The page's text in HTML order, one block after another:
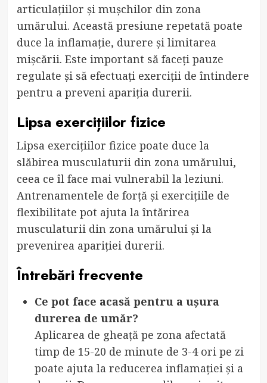
articulațiilor și mușchilor din zona
umărului. Această presiune repetată poate
duce la inflamație, durere și limitarea
mișcării. Este important să faceți pauze
regulate și să efectuați exerciții de întindere
pentru a preveni apariția durerii.
Lipsa exercițiilor fizice
Lipsa exercițiilor fizice poate duce la
slăbirea musculaturii din zona umărului,
ceea ce îl face mai vulnerabil la leziuni.
Antrenamentele de forță și exercițiile de
flexibilitate pot ajuta la întărirea
musculaturii din zona umărului și la
prevenirea apariției durerii.
Întrebări frecvente
Ce pot face acasă pentru a ușura
durerea de umăr?
Aplicarea de gheață pe zona afectată
timp de 15-20 de minute de 3-4 ori pe zi
poate ajuta la reducerea inflamației și a